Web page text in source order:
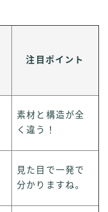
注目ポイント
素材と構造が全
く違う！
見た目で一発で
分かりますね。